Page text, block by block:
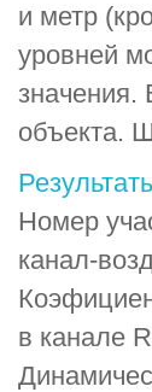
и метр
уровней
значения.
объекта.
Номер
канал-
в канале